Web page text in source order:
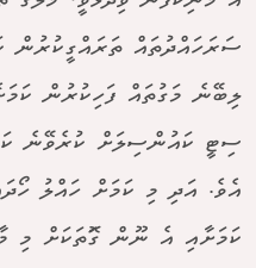
ސަރަހައްދުތައް ތަރައްގީކުރުން
ލިބޭނެ މަގުތައް ފަހިކުރުން
ސިޓީ ކައުންސިލަށް ކުރެވޭނެ
އެވެ. އަދި މި ކަމަށް ހައްލު
ކަމަށާއި އެ ނޫން ގޮަތަކަށް މި